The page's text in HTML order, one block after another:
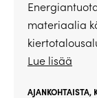
materiaalia
Lue lisää
AJANKOHTAISTA,